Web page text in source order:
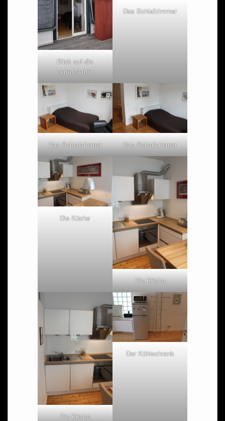
Blick auf die
Terrassentür
Das Schlafzimmer
Das Schlafzimmer Das Schlafzimmer
Die Küche
Die Küche
Die Küche
Der Kühlschrank